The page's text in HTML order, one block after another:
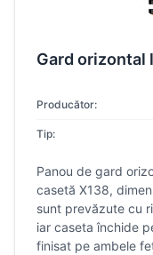
Gard orizontal
Producător:
Tip:
Panou de gard
casetă X138,
sunt prevăzute cu
iar caseta închide
finisat pe ambele